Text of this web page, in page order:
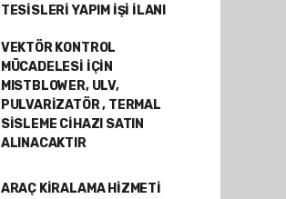
TESİSLERİ YAPIM İŞİ İLANI
VEKTÖR KONTROL
MÜCADELESİ İÇİN
MISTBLOWER, ULV,
PULVARİZATÖR , TERMAL
SİSLEME CİHAZI SATIN
ALINACAKTIR
ARAÇ KİRALAMA HİZMETİ